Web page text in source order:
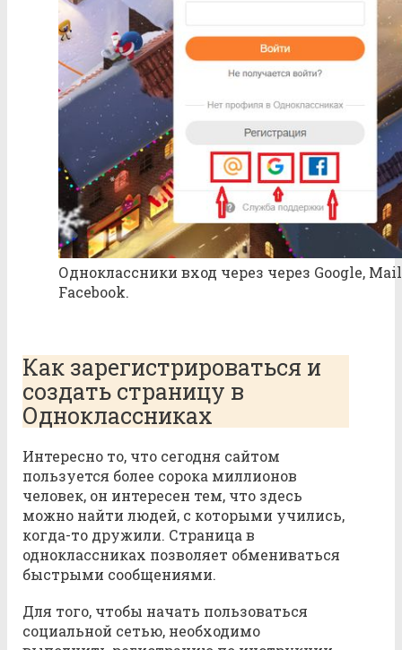
Одноклассники вход через через Google,
Facebook.
Как зарегистрироваться и
создать страницу в
Одноклассниках
Интересно то, что сегодня сайтом
пользуется более сорока миллионов
человек, он интересен тем, что здесь
можно найти людей, с которыми учились,
когда-то дружили. Страница в
одноклассниках позволяет обмениваться
быстрыми сообщениями.
Для того, чтобы начать пользоваться
социальной сетью, необходимо